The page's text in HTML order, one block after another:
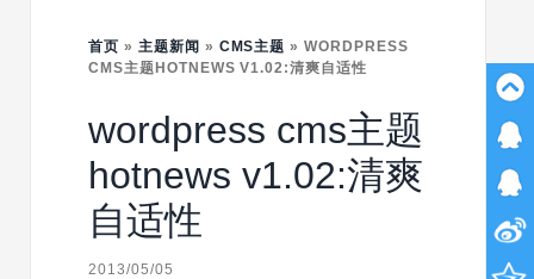
主
题
首页 » 主题新闻 » CMS主题 »WORDPRESS
CMS主题HOTNEWS V1.02:清爽自适性
wordpress cms主题
hotnews v1.02:清爽
自适性
2013/05/05